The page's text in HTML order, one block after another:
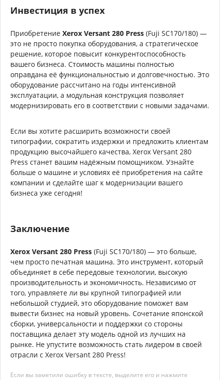
Инвестиция в успех
Приобретение Xerox Versant 280 Press (Fuji SC170/180) —
это не просто покупка оборудования, а стратегическое
решение, которое повысит конкурентоспособность
вашего бизнеса. Стоимость машины полностью
оправдана её функциональностью и долговечностью. Это
оборудование рассчитано на годы интенсивной
эксплуатации, а модульная конструкция позволяет
модернизировать его в соответствии с новыми задачами.
Если вы хотите расширить возможности своей
типографии, сократить издержки и предложить клиентам
продукцию высочайшего качества, Xerox Versant 280
Press станет вашим надёжным помощником. Узнайте
больше о машине и условиях её приобретения на сайте
компании и сделайте шаг к модернизации вашего
бизнеса уже сегодня!
Заключение
Xerox Versant 280 Press (Fuji SC170/180) — это больше,
чем просто печатная машина. Это инструмент, который
объединяет в себе передовые технологии, высокую
производительность и экономичность. Независимо от
того, управляете ли вы крупной типографией или
небольшой студией, это оборудование поможет вам
вывести бизнес на новый уровень. Сочетание японской
сборки, универсальности и поддержки со стороны
поставщика делает эту модель одной из лучших на
рынке. Не упустите возможность стать лидером в своей
отрасли с Xerox Versant 280 Press!
Если вы заметили ошибку в тексте, выделите его и нажмите